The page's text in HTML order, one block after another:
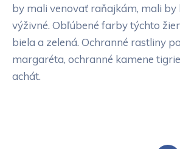
by mali venovať raňajkám, mali by
výživné. Obľúbené farby týchto
biela a zelená. Ochranné rastliny
margaréta, ochranné kamene
achát.